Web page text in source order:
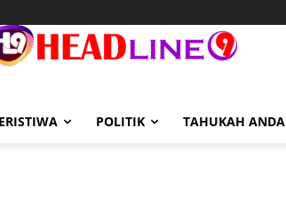
POLITIK TAHUKAH ANDA